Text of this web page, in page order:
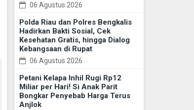
06 Agustus 2026
Polda Riau dan Polres Bengkalis
Hadirkan Bakti Sosial, Cek
Kesehatan Gratis, hingga Dialog
Kebangsaan di Rupat
06 Agustus 2026
Petani Kelapa Inhil Rugi Rp12
Miliar per Hari! Si Anak Parit
Bongkar Penyebab Harga Terus
Anjlok